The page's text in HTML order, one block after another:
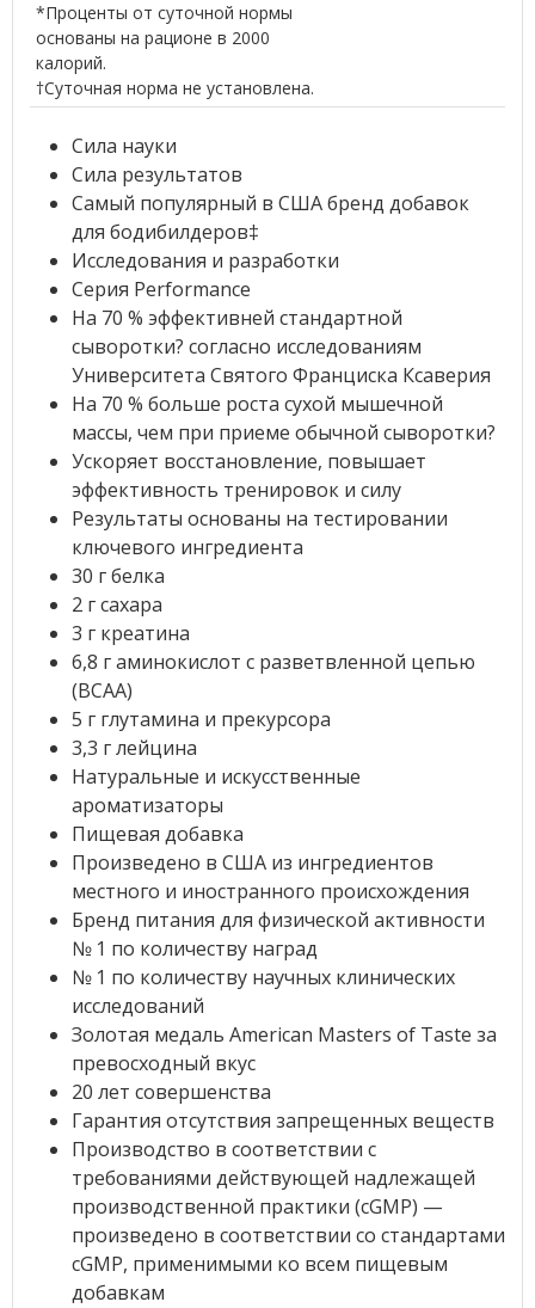
*Проценты от суточной нормы
основаны на рационе в 2000
калорий.
†Суточная норма не установлена.
Сила науки
Сила результатов
Самый популярный в США бренд добавок
для бодибилдеров‡
Исследования и разработки
Серия Performance
На 70 % эффективней стандартной
сыворотки? согласно исследованиям
Университета Святого Франциска Ксаверия
На 70 % больше роста сухой мышечной
массы, чем при приеме обычной сыворотки?
Ускоряет восстановление, повышает
эффективность тренировок и силу
Результаты основаны на тестировании
ключевого ингредиента
30 г белка
2 г сахара
3 г креатина
6,8 г аминокислот с разветвленной цепью
(BCAA)
5 г глутамина и прекурсора
3,3 г лейцина
Натуральные и искусственные
ароматизаторы
Пищевая добавка
Произведено в США из ингредиентов
местного и иностранного происхождения
Бренд питания для физической активности
№ 1 по количеству наград
№ 1 по количеству научных клинических
исследований
Золотая медаль American Masters of Taste за
превосходный вкус
20 лет совершенства
Гарантия отсутствия запрещенных веществ
Производство в соответствии с
требованиями действующей надлежащей
производственной практики (cGMP) —
произведено в соответствии со стандартами
cGMP, применимыми ко всем пищевым
добавкам